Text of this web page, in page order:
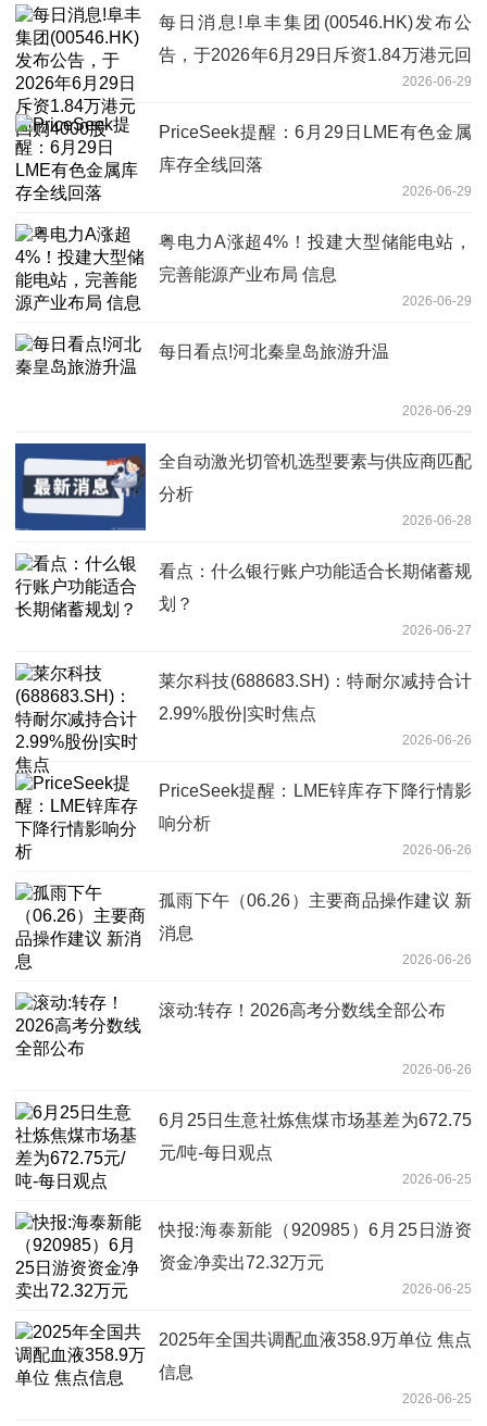
每日消息!阜丰集团(00546.HK)发布公
告，于2026年6月29日斥资1.84万港元回
2026-06-29
PriceSeek提醒：6月29日LME有色金属
库存全线回落
2026-06-29
粤电力A涨超4%！投建大型储能电站，
完善能源产业布局 信息
2026-06-29
每日看点!河北秦皇岛旅游升温
2026-06-29
全自动激光切管机选型要素与供应商匹配
分析
2026-06-28
看点：什么银行账户功能适合长期储蓄规
划？
2026-06-27
莱尔科技(688683.SH)：特耐尔减持合计
2.99%股份|实时焦点
2026-06-26
PriceSeek提醒：LME锌库存下降行情影
响分析
2026-06-26
孤雨下午（06.26）主要商品操作建议 新
消息
2026-06-26
滚动:转存！2026高考分数线全部公布
2026-06-26
6月25日生意社炼焦煤市场基差为672.75
元/吨-每日观点
2026-06-25
快报:海泰新能（920985）6月25日游资
资金净卖出72.32万元
2026-06-25
2025年全国共调配血液358.9万单位 焦点
信息
2026-06-25